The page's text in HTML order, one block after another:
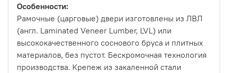
Особенности:
Рамочные (царговые) двери изготовлены из ЛВЛ
(англ. Laminated Veneer Lumber, LVL) или
высококачественного соснового бруса и плитных
материалов, без пустот. Бескромочная технология
производства. Крепеж из закаленной стали